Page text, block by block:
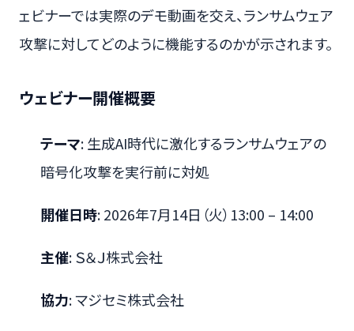
ェビナーでは実際のデモ動画を交え、ランサムウェア
攻撃に対してどのように機能するのかが示されます。
ウェビナー開催概要
テーマ: 生成AI時代に激化するランサムウェアの
暗号化攻撃を実行前に対処
開催日時: 2026年7月14日（火）13:00 – 14:00
主催: Ｓ＆Ｊ株式会社
協力: マジセミ株式会社